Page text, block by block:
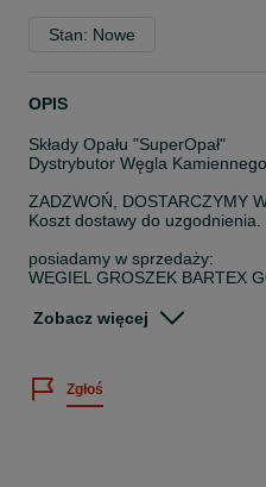
Stan: Nowe
OPIS
Składy Opału "SuperOpał"
Dystrybutor Węgla Kamiennego
ZADZWOŃ, DOSTARCZYMY
Koszt dostawy do uzgodnienia.
posiadamy w sprzedaży:
WĘGIEL GROSZEK BARTEX
100% Węgiel Kamienny
Dostarczamy w okolice
* Bierutów Oleśnica Dziadowa
Zobacz więcej
Zgłoś